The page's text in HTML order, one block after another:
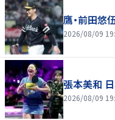
鷹・前田悠
2026/08/09
張本美和
2026/08/09